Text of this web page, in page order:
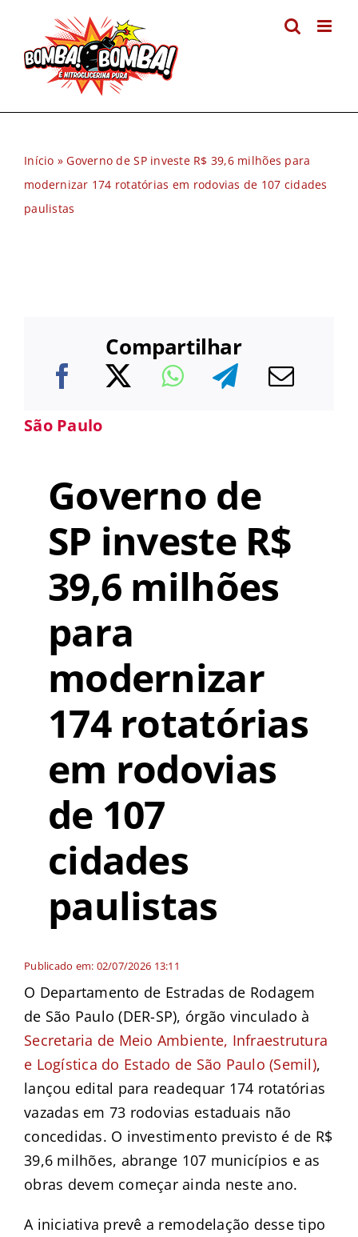
conteúdo
Início » Governo de SP investe R$ 39,6 milhões para
modernizar 174 rotatórias em rodovias de 107 cidades
paulistas
Compartilhar
São Paulo
Governo de
SP investe R$
39,6 milhões
para
modernizar
174 rotatórias
em rodovias
de 107
cidades
paulistas
Publicado em: 02/07/2026 13:11
O Departamento de Estradas de Rodagem
de São Paulo (DER-SP), órgão vinculado à
Secretaria de Meio Ambiente, Infraestrutura
e Logística do Estado de São Paulo (Semil),
lançou edital para readequar 174 rotatórias
vazadas em 73 rodovias estaduais não
concedidas. O investimento previsto é de R$
39,6 milhões, abrange 107 municípios e as
obras devem começar ainda neste ano.
A iniciativa prevê a remodelação desse tipo